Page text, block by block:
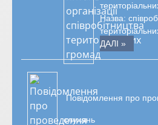
Назва:
ДАЛІ »
Повідомлення про
слухань